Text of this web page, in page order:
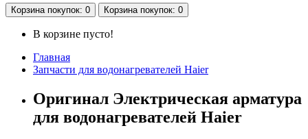
Корзинапокупок: 0 Корзинапокупок: 0
В корзине пусто!
Главная
Запчасти для водонагревателей Haier
Оригинал Электрическая арматура
для водонагревателей Haier